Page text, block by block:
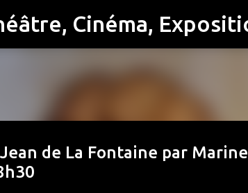
Accéder au contenu principal
de La Fontaine par Marine